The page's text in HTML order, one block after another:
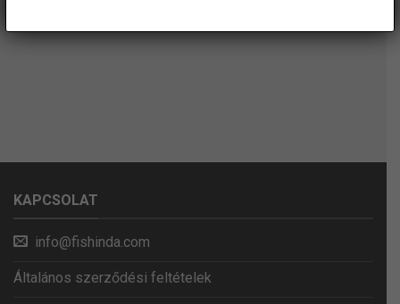
KAPCSOLAT
info@fishinda.com
Általános szerződési feltételek